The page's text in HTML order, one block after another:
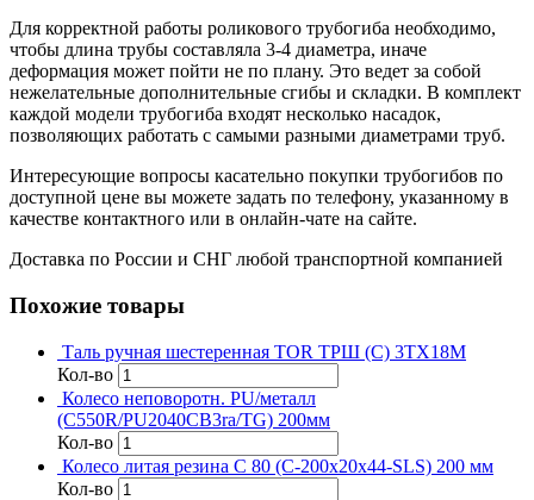
Для корректной работы роликового трубогиба необходимо,
чтобы длина трубы составляла 3-4 диаметра, иначе
деформация может пойти не по плану. Это ведет за собой
нежелательные дополнительные сгибы и складки. В комплект
каждой модели трубогиба входят несколько насадок,
позволяющих работать с самыми разными диаметрами труб.
Интересующие вопросы касательно покупки трубогибов по
доступной цене вы можете задать по телефону, указанному в
качестве контактного или в онлайн-чате на сайте.
Доставка по России и СНГ любой транспортной компанией
Похожие товары
Таль ручная шестеренная TOR ТРШ (C) 3ТХ18М
Кол-во
Колесо неповоротн. PU/металл
(C550R/PU2040CB3ra/TG) 200мм
Кол-во
Колесо литая резина C 80 (C-200х20х44-SLS) 200 мм
Кол-во